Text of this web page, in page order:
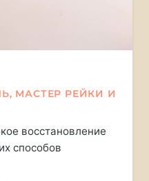
МАСТЕР РЕЙКИ И
восстановление
способов